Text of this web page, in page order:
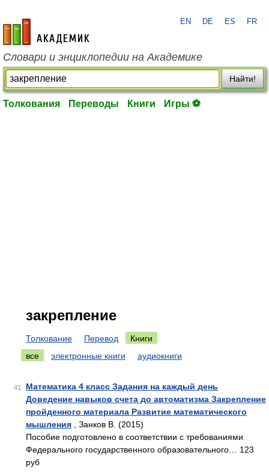
academic.ru
EN DE ES FR
Словари и энциклопедии на Академике
Найти!
Толкования Переводы Книги Игры ⚽
закрепление
Толкование Перевод
Книги
все
электронные книги аудиокниги
41
Математика 4 класс Задания на каждый день
Доведение навыков счета до автоматизма Закрепление
пройденного материала Развитие математического
мышления , Занков В. (2015)
Пособие подготовлено в соответствии с требованиями
Федерального государственного образовательного… 123
руб